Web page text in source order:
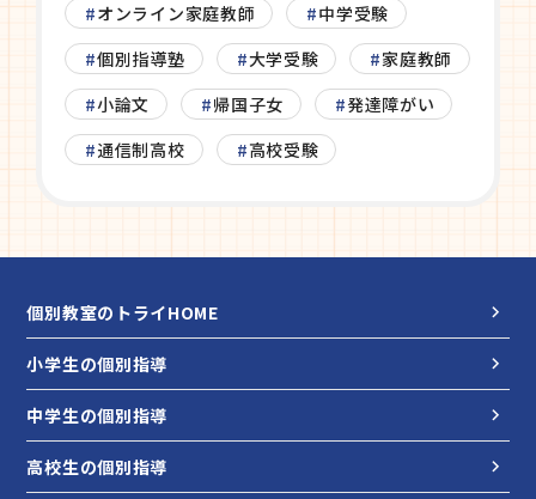
オンライン家庭教師
中学受験
個別指導塾
大学受験
家庭教師
小論文
帰国子女
発達障がい
通信制高校
高校受験
個別教室のトライHOME
小学生の個別指導
中学生の個別指導
高校生の個別指導